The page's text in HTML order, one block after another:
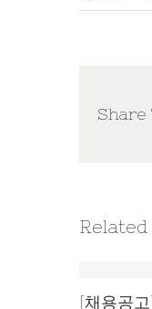
Share
[채용공고] 한국이